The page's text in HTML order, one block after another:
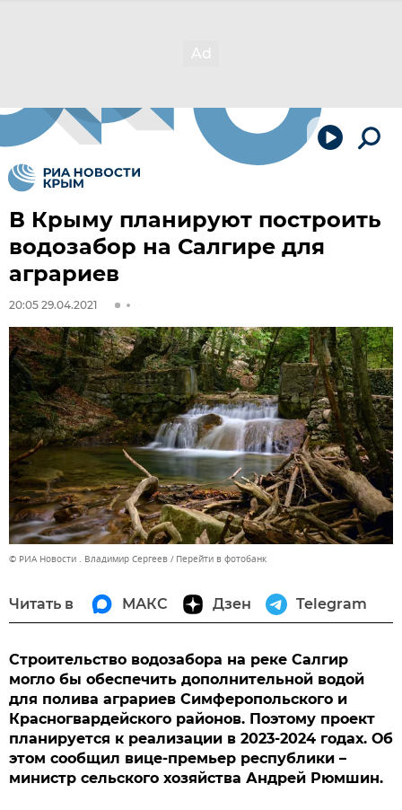
В Крыму планируют построить
водозабор на Салгире для
аграриев
20:05 29.04.2021
© РИА Новости . Владимир Сергеев Перейти в фотобанк
Читать в МАКС Дзен Telegram
Строительство водозабора на реке Салгир
могло бы обеспечить дополнительной водой
для полива аграриев Симферопольского и
Красногвардейского районов. Поэтому проект
планируется к реализации в 2023-2024 годах. Об
этом сообщил вице-премьер республики –
министр сельского хозяйства Андрей Рюмшин.